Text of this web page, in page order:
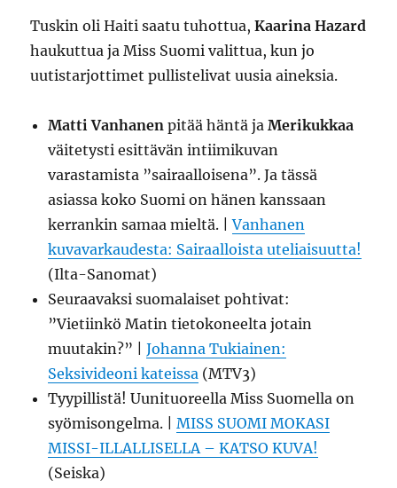
Tuskin oli Haiti saatu tuhottua,Kaarina Hazard
haukuttua ja Miss Suomi valittua, kun jo
uutistarjottimet pullistelivat uusia aineksia.
Matti Vanhanen pitää häntä jaMerikukkaa
väitetysti esittävän intiimikuvan
varastamista ”sairaalloisena”. Ja tässä
asiassa koko Suomi on hänen kanssaan
kerrankin samaa mieltä. |Vanhanen
kuvavarkaudesta: Sairaalloista uteliaisuutta!
(Ilta-Sanomat)
Seuraavaksi suomalaiset pohtivat:
”Vietiinkö Matin tietokoneelta jotain
muutakin?” |Johanna Tukiainen:
Seksivideoni kateissa (MTV3)
Tyypillistä! Uunituoreella Miss Suomella on
syömisongelma. |MISS SUOMI MOKASI
MISSI-ILLALLISELLA – KATSO KUVA!
(Seiska)